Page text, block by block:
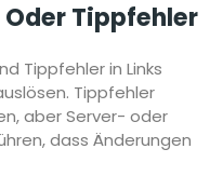
Tippfehler
Tippfehler in Links
Tippfehler
aber Server- oder
dass Änderungen